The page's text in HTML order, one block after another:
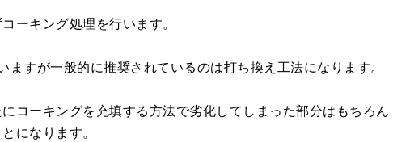
ーキング処理を行います。
すが一般的に推奨されているのは打ち換え工法になります。
コーキングを充填する方法で劣化してしまった部分はもちろん
になります。